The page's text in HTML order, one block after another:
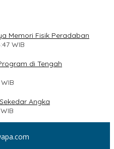
Memori Fisik Peradaban
WIB
di Tengah
Angka